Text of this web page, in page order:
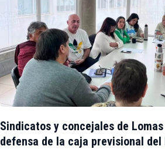
Sindicatos y concejales de
defensa de la caja previsional del